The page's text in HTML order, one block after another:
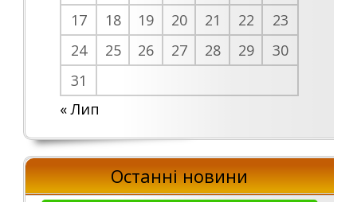
17
18 19 20 21 22
23
24
25 26 27 28 29
30
31
« Лип
Останні новини